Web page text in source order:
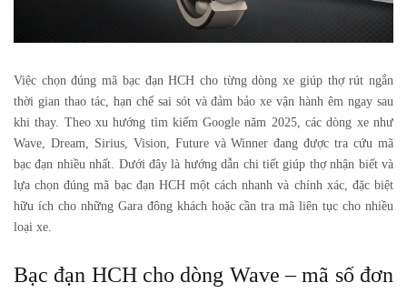
Việc chọn đúng mã bạc đạn HCH cho từng dòng xe giúp thợ rút ngắn
thời gian thao tác, hạn chế sai sót và đảm bảo xe vận hành êm ngay sau
khi thay. Theo xu hướng tìm kiếm Google năm 2025, các dòng xe như
Wave, Dream, Sirius, Vision, Future và Winner đang được tra cứu mã
bạc đạn nhiều nhất. Dưới đây là hướng dẫn chi tiết giúp thợ nhận biết và
lựa chọn đúng mã bạc đạn HCH một cách nhanh và chính xác, đặc biệt
hữu ích cho những Gara đông khách hoặc cần tra mã liên tục cho nhiều
loại xe.
Bạc đạn HCH cho dòng Wave – mã số đơn